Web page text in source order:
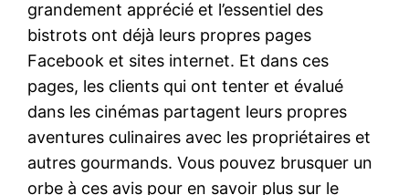
grandement apprécié et l’essentiel des
bistrots ont déjà leurs propres pages
Facebook et sites internet. Et dans ces
pages, les clients qui ont tenter et évalué
dans les cinémas partagent leurs propres
aventures culinaires avec les propriétaires et
autres gourmands. Vous pouvez brusquer un
orbe à ces avis pour en savoir plus sur le